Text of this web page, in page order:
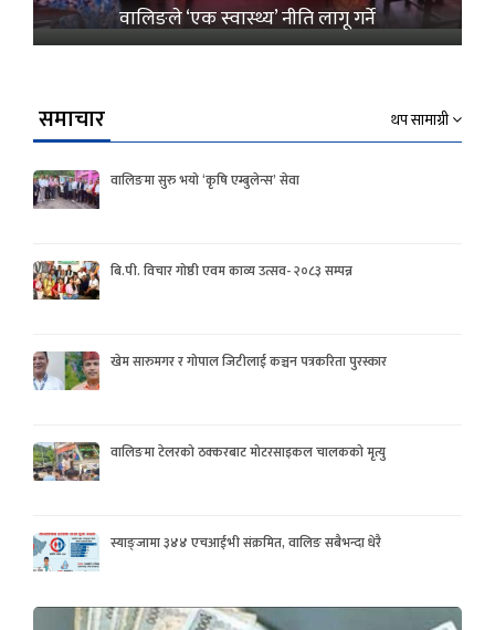
वालिङले ‘एक स्वास्थ्य’ नीति लागू गर्ने
समाचार थप सामाग्री
वालिङमा सुरु भयो ‘कृषि एम्बुलेन्स’ सेवा
बि.पी. विचार गोष्ठी एवम काव्य उत्सव- २०८३ सम्पन्न
खेम सारुमगर र गोपाल जिटीलाई कञ्चन पत्रकरिता पुरस्कार
वालिङमा टेलरको ठक्करबाट मोटरसाइकल चालकको मृत्यु
स्याङ्जामा ३४४ एचआईभी संक्रमित, वालिङ सबैभन्दा धेरै